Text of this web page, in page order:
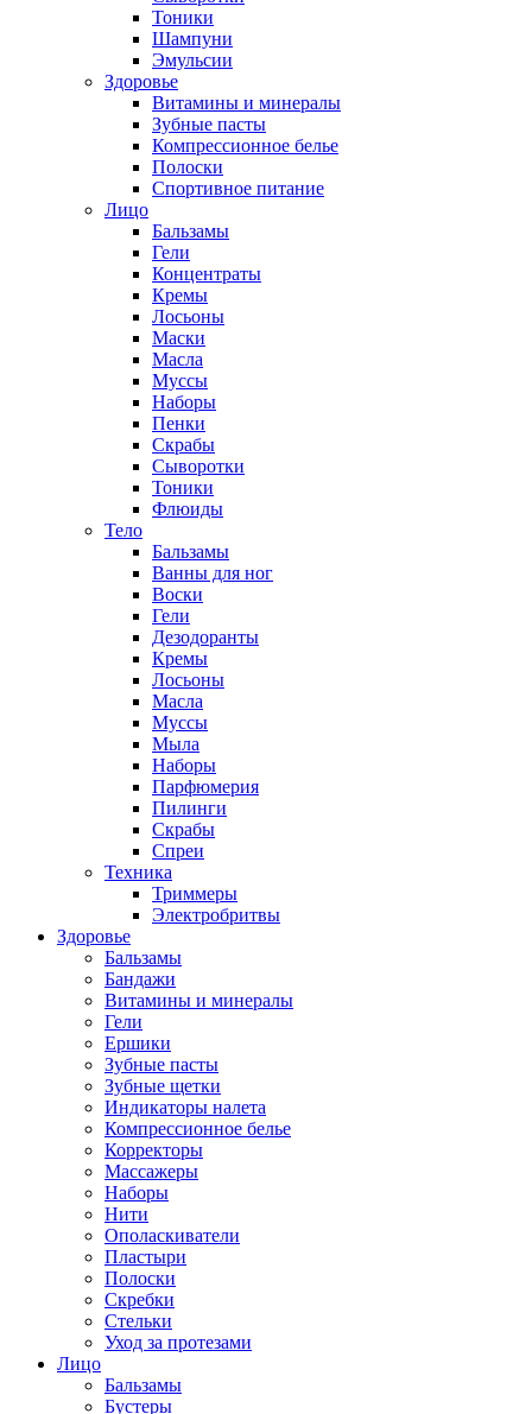
Тоники
Шампуни
Эмульсии
Здоровье
Витамины и минералы
Зубные пасты
Компрессионное белье
Полоски
Спортивное питание
Лицо
Бальзамы
Гели
Концентраты
Кремы
Лосьоны
Маски
Масла
Муссы
Наборы
Пенки
Скрабы
Сыворотки
Тоники
Флюиды
Тело
Бальзамы
Ванны для ног
Воски
Гели
Дезодоранты
Кремы
Лосьоны
Масла
Муссы
Мыла
Наборы
Парфюмерия
Пилинги
Скрабы
Спреи
Техника
Триммеры
Электробритвы
Здоровье
Бальзамы
Бандажи
Витамины и минералы
Гели
Ершики
Зубные пасты
Зубные щетки
Индикаторы налета
Компрессионное белье
Корректоры
Массажеры
Наборы
Нити
Ополаскиватели
Пластыри
Полоски
Скребки
Стельки
Уход за протезами
Лицо
Бальзамы
Бустеры